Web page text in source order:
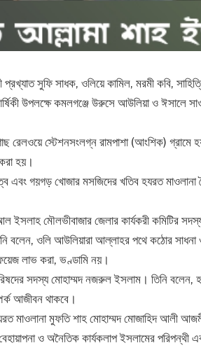
প্রখ্যাত সুফি সাধক, ওলিয়ে কামিল, মরমী কবি,
উপলক্ষে কমলগঞ্জে উরুসে আউলিয়া ও ঈসালে
রেলওয়ে স্টেশনসংলগ্ন রামপাশা (আংশিক)
হয়।
এবং গয়গড় খোজার মসজিদের খতিব হযরত মাওলানা
ইসলাহ মৌলভীবাজার জেলার কার্যকরী কমিটির
বলেন, ওলি আউলিয়ারা আল্লাহর পথে কঠোর
ফয়েজ লাভ করা, ভণ্ডামি নয়।
সদস্য মোহাম্মদ নজরুল ইসলাম। তিনি
আজীবন থাকবে।
মাওলানা মুফতি শাহ মোহাম্মদ মোজাহিদ আলী
ও অনৈতিক কার্যকলাপ ইসলামের পরিপন্থী